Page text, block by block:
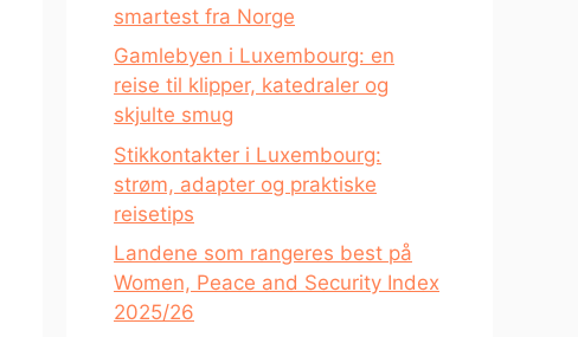
smartest fra Norge
Gamlebyen i Luxembourg: en
reise til klipper, katedraler og
skjulte smug
Stikkontakter i Luxembourg:
strøm, adapter og praktiske
reisetips
Landene som rangeres best på
Women, Peace and Security Index
2025/26